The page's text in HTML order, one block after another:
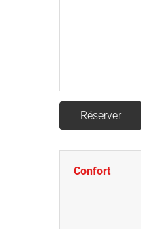
Réserver
Confort